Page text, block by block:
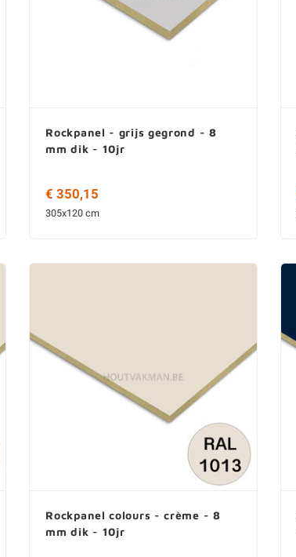
Rockpanel - grijs gegrond - 8
mm dik - 10jr
€ 350,15
305x120 cm
Rockpanel colours - crème - 8
mm dik - 10jr